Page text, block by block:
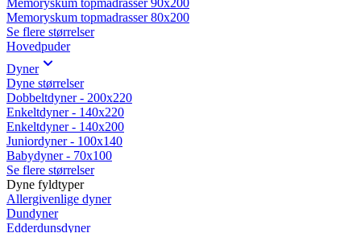
Memoryskum topmadrasser 90x200
Memoryskum topmadrasser 80x200
Se flere størrelser
Hovedpuder
Dyner
Dyne størrelser
Dobbeltdyner - 200x220
Enkeltdyner - 140x220
Enkeltdyner - 140x200
Juniordyner - 100x140
Babydyner - 70x100
Se flere størrelser
Dyne fyldtyper
Allergivenlige dyner
Dundyner
Edderdunsdyner